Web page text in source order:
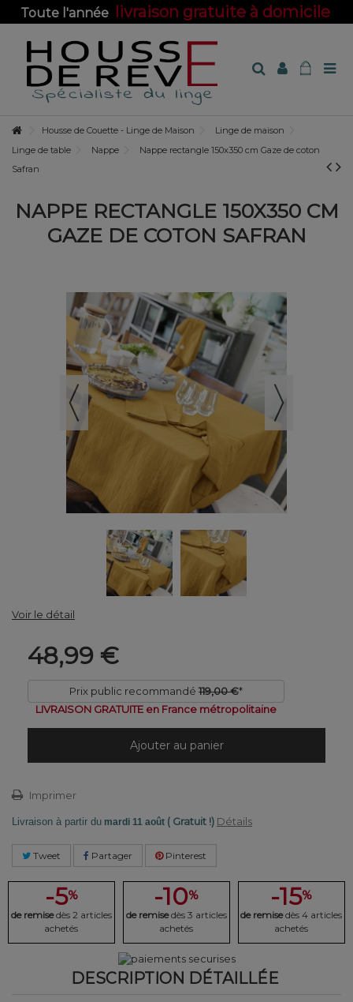
Toute l'année livraison gratuite à domicile
Housse de Couette - Linge de Maison
Linge de maison
Linge de table
Nappe
Nappe rectangle 150x350 cm Gaze de coton
Safran
NAPPE RECTANGLE 150X350 CM
GAZE DE COTON SAFRAN
Voir le détail
48,99 €
Prix public recommandé 119,00 €*
LIVRAISON GRATUITE en France métropolitaine
Ajouter au panier
Imprimer
Livraison à partir du mardi 11 août ( Gratuit !) Détails
Tweet Partager Pinterest
-5%
de remise dès 2 articles
achetés
-10%
de remise dès 3 articles
achetés
-15%
de remise dès 4 articles
achetés
DESCRIPTION DÉTAILLÉE